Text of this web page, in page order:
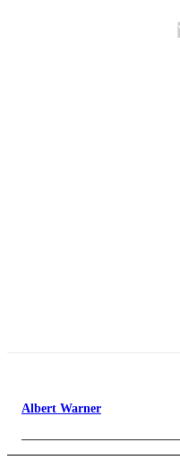
Albert Warner